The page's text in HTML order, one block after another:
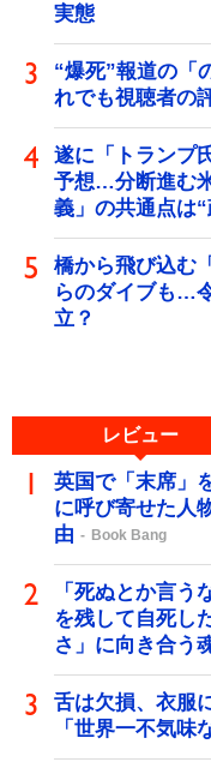
実態
“爆死”報道の「
れでも視聴者の
遂に「トランプ
予想…分断進む
義」の共通点は
橋から飛び込む
らのダイブも…
立？
レビュー
英国で「末席」
に呼び寄せた人
由
Book Bang
「死ぬとか言
を残して自死し
さ」に向き合う
舌は欠損、衣服
「世界一不気味